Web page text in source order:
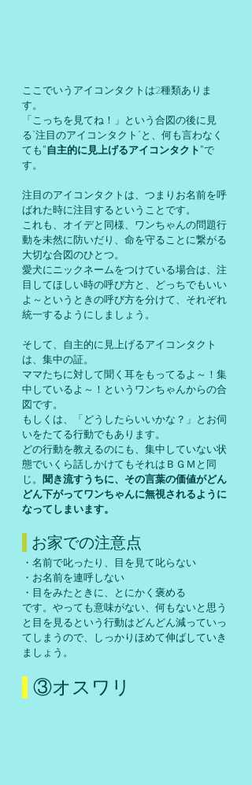
ここでいうアイコンタクトは2種類ありま
す。
「こっちを見てね！」という合図の後に見
る”注目のアイコンタクト”と、何も言わなく
ても ”自主的に見上げるアイコンタクト”で
す。
注目のアイコンタクトは、つまりお名前を呼
ばれた時に注目するということです。
これも、オイデと同様、ワンちゃんの問題行
動を未然に防いだり、命を守ることに繋がる
大切な合図のひとつ。
愛犬にニックネームをつけている場合は、注
目してほしい時の呼び方と、どっちでもいい
よ～というときの呼び方を分けて、それぞれ
統一するようにしましょう。
そして、自主的に見上げるアイコンタクト
は、集中の証。
ママたちに対して聞く耳をもってるよ～！集
中しているよ～！というワンちゃんからの合
図です。
もしくは、「どうしたらいいかな？」とお伺
いをたてる行動でもあります。
どの行動を教えるのにも、集中していない状
態でいくら話しかけてもそれはＢＧＭと同
じ。
聞き流すうちに、その言葉の価値がどん
どん下がってワンちゃんに無視されるように
なってしまいます。
お家での注意点
・名前で叱ったり、目を見て叱らない
・お名前を連呼しない
・目をみたときに、とにかく褒める
です。やっても意味がない、何もないと思う
と目を見るという行動はどんどん減っていっ
てしまうので、しっかりほめて伸ばしていき
ましょう。
③オスワリ